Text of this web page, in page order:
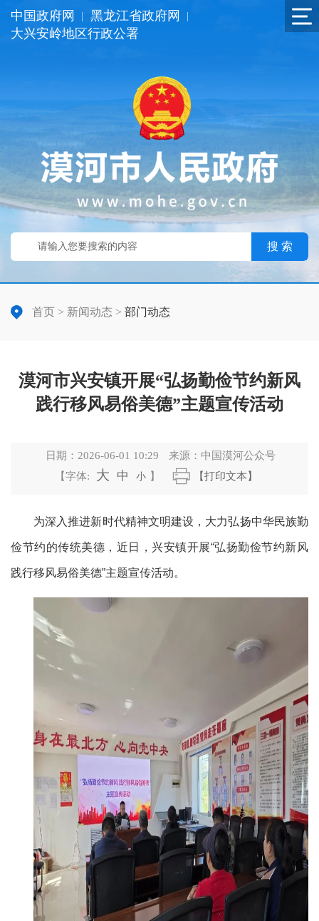
中国政府网 黑龙江省政府网
大兴安岭地区行政公署
搜 索
首页 > 新闻动态 > 部门动态
漠河市兴安镇开展“弘扬勤俭节约新风
践行移风易俗美德”主题宣传活动
日期： 2026-06-01 10:29 来源： 中国漠河公众号
【字体:
大 中 小 】 【打印文本】
为深入推进新时代精神文明建设，大力弘扬中华民族勤
俭节约的传统美德， 近日 ，兴安镇开展“弘扬勤俭节约新风
践行移风易俗美德”主题宣传活动。